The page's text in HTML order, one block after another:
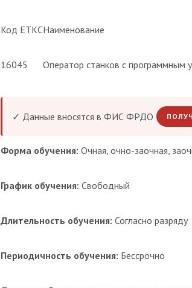
Код ЕТКСНаименование
16045 Оператор станков с программным
✓ Данные вносятся в ФИС ФРДО
Форма обучения: Очная, очно-заочная,
График обучения: Свободный
Длительность обучения: Согласно разряду
Периодичность обучения: Бессрочно